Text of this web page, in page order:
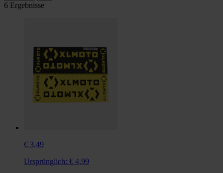
6 Ergebnisse
€ 3,49
Ursprünglich: € 4,99